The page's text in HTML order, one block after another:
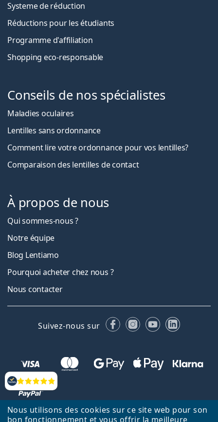
Nous utilisons des cookies sur ce site web pour son
bon fonctionnement et vous offrir la meilleure
Évaluation
Systeme de réduction
Réductions pour les étudiants
Programme d'affiliation
Shopping eco-responsable
Conseils de nos spécialistes
Maladies oculaires
Lentilles sans ordonnance
Comment lire votre ordonnance pour vos lentilles?
Comparaison des lentilles de contact
À propos de nous
Qui sommes-nous ?
Notre équipe
Blog Lentiamo
Pourquoi acheter chez nous ?
Nous contacter
Suivez-nous sur FacebookInstagram
YouTubeLinkedIn